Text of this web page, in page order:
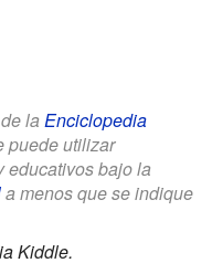
la Enciclopedia
puede utilizar
educativos bajo la
a menos que se indique
Kiddle.